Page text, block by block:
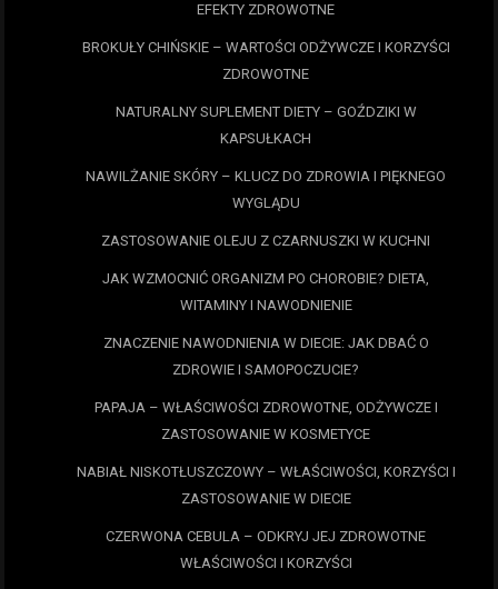
EFEKTY ZDROWOTNE
BROKUŁY CHIŃSKIE – WARTOŚCI ODŻYWCZE I KORZYŚCI
ZDROWOTNE
NATURALNY SUPLEMENT DIETY – GOŹDZIKI W
KAPSUŁKACH
NAWILŻANIE SKÓRY – KLUCZ DO ZDROWIA I PIĘKNEGO
WYGLĄDU
ZASTOSOWANIE OLEJU Z CZARNUSZKI W KUCHNI
JAK WZMOCNIĆ ORGANIZM PO CHOROBIE? DIETA,
WITAMINY I NAWODNIENIE
ZNACZENIE NAWODNIENIA W DIECIE: JAK DBAĆ O
ZDROWIE I SAMOPOCZUCIE?
PAPAJA – WŁAŚCIWOŚCI ZDROWOTNE, ODŻYWCZE I
ZASTOSOWANIE W KOSMETYCE
NABIAŁ NISKOTŁUSZCZOWY – WŁAŚCIWOŚCI, KORZYŚCI I
ZASTOSOWANIE W DIECIE
CZERWONA CEBULA – ODKRYJ JEJ ZDROWOTNE
WŁAŚCIWOŚCI I KORZYŚCI